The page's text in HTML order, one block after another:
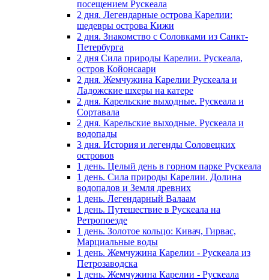
посещением Рускеала
2 дня. Легендарные острова Карелии:
шедевры острова Кижи
2 дня. Знакомство с Соловками из Санкт-
Петербурга
2 дня Сила природы Карелии. Рускеала,
остров Койонсаари
2 дня. Жемчужина Карелии Рускеала и
Ладожские шхеры на катере
2 дня. Карельские выходные. Рускеала и
Сортавала
2 дня. Карельские выходные. Рускеала и
водопады
3 дня. История и легенды Соловецких
островов
1 день. Целый день в горном парке Рускеала
1 день. Сила природы Карелии. Долина
водопадов и Земля древних
1 день. Легендарный Валаам
1 день. Путешествие в Рускеала на
Ретропоезде
1 день. Золотое кольцо: Кивач, Гирвас,
Марциальные воды
1 день. Жемчужина Карелии - Рускеала из
Петрозаводска
1 день. Жемчужина Карелии - Рускеала